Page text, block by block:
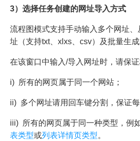
3）选择任务创建的网址导入方式
流程图模式支持手动输入多个网址、
址（支持txt、xlxs、csv）及批量生成
在该窗口中输入/导入网址时，请保
i) 所有的网页属于同一个网站；
ii) 多个网址请用回车键分割，保证
iii) 所有的网页属于同一种类型，例
表类型或列表详情页类型。